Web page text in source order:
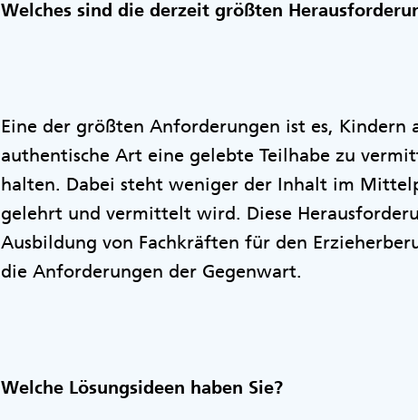
Welches sind die derzeit größten
Eine der größten Anforderungen ist es, Kindern
authentische Art eine gelebte Teilhabe zu
halten. Dabei steht weniger der Inhalt im
gelehrt und vermittelt wird. Diese
Ausbildung von Fachkräften für den
die Anforderungen der Gegenwart.
Welche Lösungsideen haben Sie?